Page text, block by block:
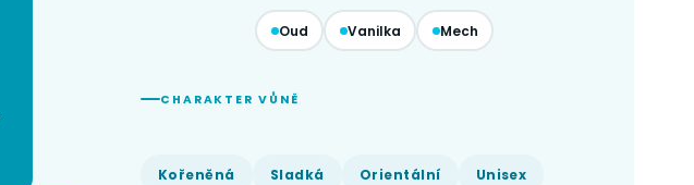
Oud Vanilka Mech
CHARAKTER VŮNĚ
Kořeněná Sladká Orientální Unisex